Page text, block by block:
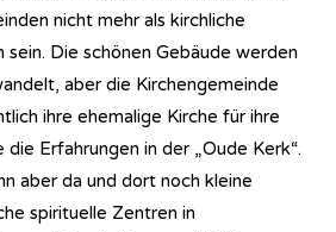
nicht mehr als kirchliche
sein. Die schönen Gebäude werden
aber die Kirchengemeinde
ihre ehemalige Kirche für ihre
Erfahrungen in der „Oude Kerk“.
aber da und dort noch kleine
spirituelle Zentren in